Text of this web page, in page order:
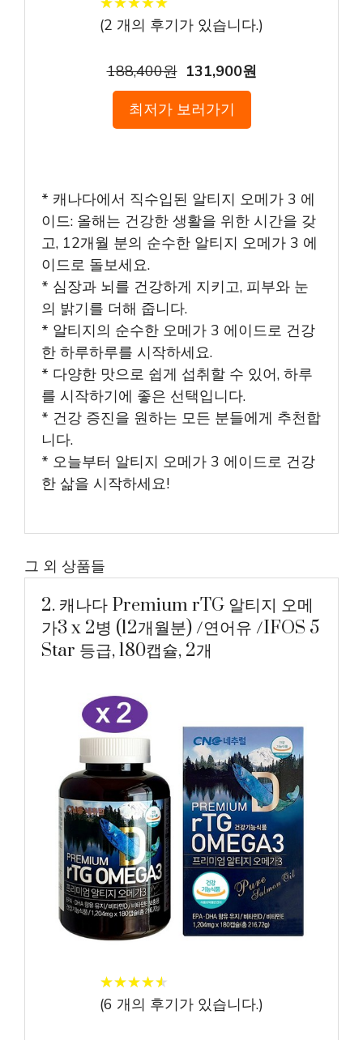
(2 개의 후기가 있습니다.)
188,400원 131,900원
최저가 보러가기
* 캐나다에서 직수입된 알티지 오메가 3 에
이드: 올해는 건강한 생활을 위한 시간을 갖
고, 12개월 분의 순수한 알티지 오메가 3 에
이드로 돌보세요.
* 심장과 뇌를 건강하게 지키고, 피부와 눈
의 밝기를 더해 줍니다.
* 알티지의 순수한 오메가 3 에이드로 건강
한 하루하루를 시작하세요.
* 다양한 맛으로 쉽게 섭취할 수 있어, 하루
를 시작하기에 좋은 선택입니다.
* 건강 증진을 원하는 모든 분들에게 추천합
니다.
* 오늘부터 알티지 오메가 3 에이드로 건강
한 삶을 시작하세요!
그 외 상품들
2. 캐나다 Premium rTG 알티지 오메
가3 x 2병 (12개월분) /연어유 /IFOS 5
Star 등급, 180캡슐, 2개
★★★★★
★★★★★
(6 개의 후기가 있습니다.)